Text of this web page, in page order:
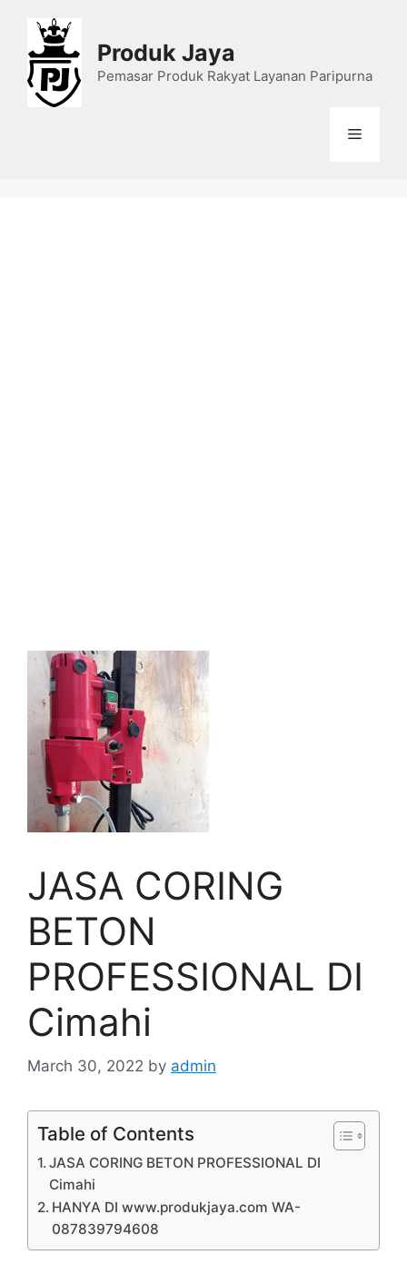
content
Produk Jaya
Pemasar Produk Rakyat Layanan Paripurna
Menu
JASA CORING
BETON
PROFESSIONAL DI
Cimahi
March 30, 2022 by admin
Table of Contents
JASA CORING BETON PROFESSIONAL DI
Cimahi
HANYA DI www.produkjaya.com WA-
087839794608